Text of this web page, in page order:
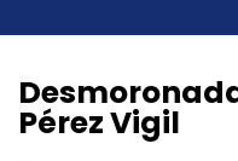
Pérez Vigil